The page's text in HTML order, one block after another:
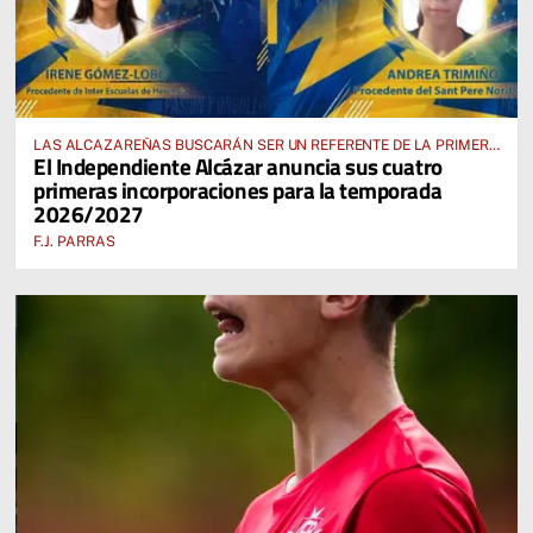
LAS ALCAZAREÑAS BUSCARÁN SER UN REFERENTE DE LA PRIMERA
AUTONÓMICA PREFERENTE FEMENINA
El Independiente Alcázar anuncia sus cuatro
primeras incorporaciones para la temporada
2026/2027
F.J. PARRAS